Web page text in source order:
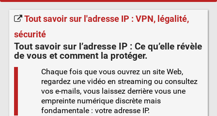
Tout savoir sur l'adresse IP : VPN, légalité,
sécurité
Tout savoir sur l’adresse IP: Ce qu’elle révèle
de vous et comment la protéger.
Chaque fois que vous ouvrez un site Web,
regardez une vidéo en streaming ou consultez
vos e-mails, vous laissez derrière vous une
empreinte numérique discrète mais
fondamentale : votre adresse IP.